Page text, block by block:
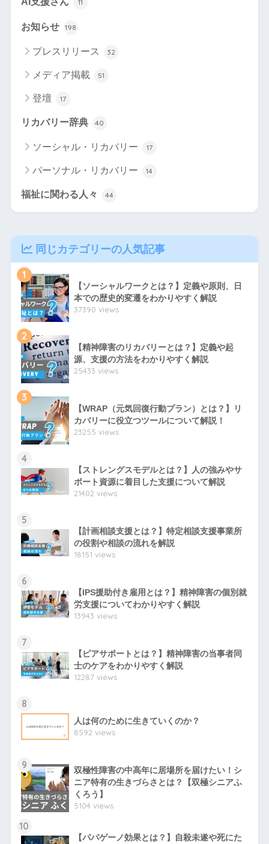
11
お知らせ 198
プレスリリース 32
メディア掲載 51
登壇 17
リカバリー辞典 40
ソーシャル・リカバリー 17
パーソナル・リカバリー 14
福祉に関わる人々 44
同じカテゴリーの人気記事
1
【ソーシャルワークとは？】定義や原則、日
本での歴史的変遷をわかりやすく解説
37390 views
2
【精神障害のリカバリーとは？】定義や起
源、支援の方法をわかりやすく解説
25433 views
3
【WRAP（元気回復行動プラン）とは？】リ
カバリーに役立つツールについて解説！
23255 views
4
【ストレングスモデルとは？】人の強みやサ
ポート資源に着目した支援について解説
21402 views
5
【計画相談支援とは？】特定相談支援事業所
の役割や相談の流れを解説
18151 views
6
【IPS援助付き雇用とは？】精神障害の個別就
労支援についてわかりやすく解説
13943 views
7
【ピアサポートとは？】精神障害の当事者同
士のケアをわかりやすく解説
12287 views
8
人は何のために生きていくのか？
8592 views
9
双極性障害の中高年に居場所を届けたい！シ
ニア特有の生きづらさとは？【双極シニアふ
くろう】
5104 views
10
【パパゲーノ効果とは？】自殺未遂や死にた